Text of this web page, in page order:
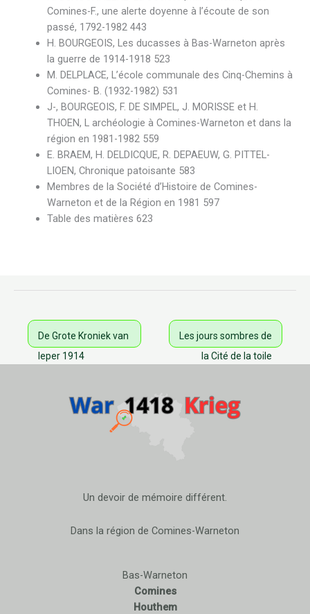
Comines-F., une alerte doyenne à l’écoute de son
passé, 1792-1982 443
H. BOURGEOIS, Les ducasses à Bas-Warneton après
la guerre de 1914-1918 523
M. DELPLACE, L’école communale des Cinq-Chemins à
Comines- B. (1932-1982) 531
J-, BOURGEOIS, F. DE SIMPEL, J. MORISSE et H.
THOEN, L archéologie à Comines-Warneton et dans la
région en 1981-1982 559
E. BRAEM, H. DELDICQUE, R. DEPAEUW, G. PITTEL-
LIOEN, Chronique patoisante 583
Membres de la Société d’Histoire de Comines-
Warneton et de la Région en 1981 597
Table des matières 623
De Grote Kroniek van
Ieper 1914
Les jours sombres de
la Cité de la toile
Un devoir de mémoire différent.
Dans la région de Comines-Warneton
Bas-Warneton
Comines
Houthem